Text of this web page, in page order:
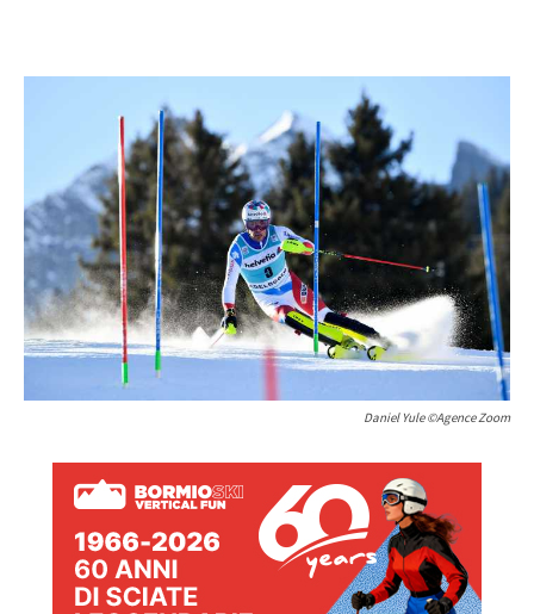
Daniel Yule ©Agence Zoom